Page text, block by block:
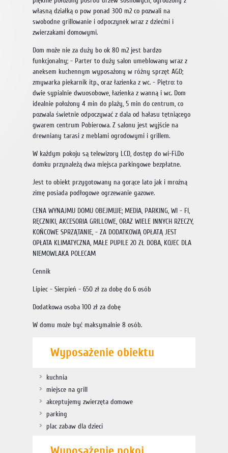
własną działką o pow ponad 300 m2 co pozwali na
swobodne grillowanie i odpoczynek wraz z dziećmi i
zwierzakami domowymi.
Dom może nie za duży bo ok 80 m2 jest bardzo
funkcjonalny; - Parter to duży salon umeblowany wraz z
aneksem kuchennym wyposażony w różny sprzęt AGD;
zmywarka piekarnik itp., oraz łazienka z wc. - Piętro: to
dwie sypialnie dwuosobowe, łazienka z wanną i wc. Dom
idealnie położony 4 min do plaży, 5 min do centrum, co
pozwala świetnie odpoczywać z dala od hałasu tętniącego
gwarem centrum Pobierowa. Z salonu jest wyjście na
drewniany tarasi z meblami ogrodowymi i grillem.
W każdym pokoju są telewizory LCD, dostęp do wi-Fi.Do
domku przynależą dwa miejsca parkingowe bezpłatne.
Jest to obiekt przygotowany na gorące lato jak i mroźną
zimę posiada podłogowe ogrzewanie gazowe.
CENA WYNAJMU DOMU OBEJMUJE; MEDIA, PARKING, WI - FI,
RĘCZNIKI, AKCESORIA GRILLOWE, ORAZ WIELE INNYCH RZECZY,
KOŃCOWE SPRZĄTANIE, - ZA DODATKOWĄ OPŁATĄ JEST
OPŁATA KLIMATYCZNA, MAŁE PUPILE 20 ZŁ DOBA, KOJEC DLA
NIEMOWLAKA POLECAM
Cennik
Lipiec - Sierpień - 650 zł za dobę do 6 osób
Dodatkowa osoba 100 zł za dobę
W domu może być maksymalnie 8 osób.
Wyposażenie obiektu
kuchnia
miejsce na grill
akceptujemy zwierzęta domowe
parking
plac zabaw dla dzieci